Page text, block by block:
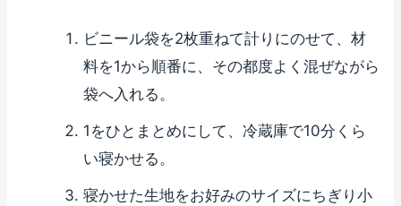
ビニール袋を2枚重ねて計りにのせて、材
料を1から順番に、その都度よく混ぜながら
袋へ入れる。
1をひとまとめにして、冷蔵庫で10分くら
い寝かせる。
寝かせた生地をお好みのサイズにちぎり小